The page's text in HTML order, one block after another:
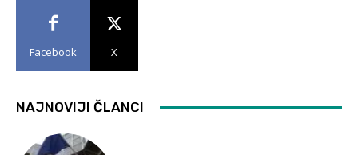
Facebook X
NAJNOVIJI ČLANCI